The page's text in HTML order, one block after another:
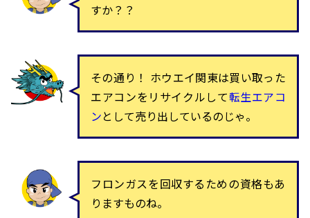
すか？？
その通り！ ホウエイ関東は買い取った
エアコンをリサイクルして転生エアコ
ンとして売り出しているのじゃ。
フロンガスを回収するための資格もあ
りますものね。